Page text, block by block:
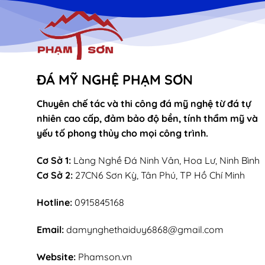
ĐÁ MỸ NGHỆ PHẠM SƠN
Chuyên chế tác và thi công đá mỹ nghệ từ đá tự
nhiên cao cấp, đảm bảo độ bền, tính thẩm mỹ và
yếu tố phong thủy cho mọi công trình.
Cơ Sở 1: Làng Nghề Đá Ninh Vân, Hoa Lư, Ninh Bình
Cơ Sở 2: 27CN6 Sơn Kỳ, Tân Phú, TP Hồ Chí Minh
Hotline: 0915845168
Email: damynghethaiduy6868@gmail.com
Website: Phamson.vn